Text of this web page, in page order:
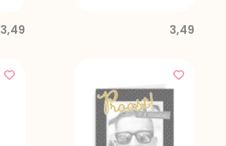
3,49 3,49